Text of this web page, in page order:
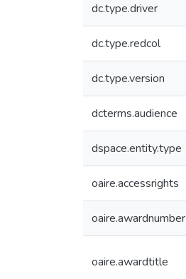
dc.type.driver
dc.type.redcol
dc.type.version
dcterms.audience
dspace.entity.type
oaire.accessrights
oaire.awardnumber
oaire.awardtitle